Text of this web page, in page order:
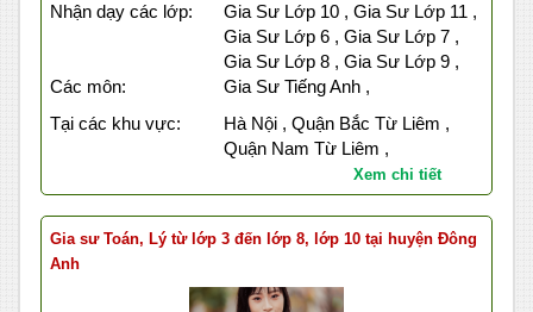
Nhận dạy các lớp:
Gia Sư Lớp 10 , Gia Sư Lớp 11 ,
Gia Sư Lớp 6 , Gia Sư Lớp 7 ,
Gia Sư Lớp 8 , Gia Sư Lớp 9 ,
Các môn:
Gia Sư Tiếng Anh ,
Tại các khu vực:
Hà Nội , Quận Bắc Từ Liêm ,
Quận Nam Từ Liêm ,
Xem chi tiết
Gia sư Toán, Lý từ lớp 3 đến lớp 8, lớp 10 tại huyện Đông
Anh